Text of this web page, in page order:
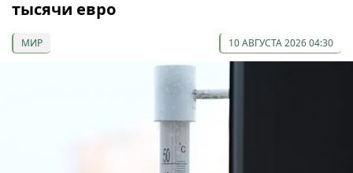
тысячи евро
МИР 10 АВГУСТА 2026 04:30